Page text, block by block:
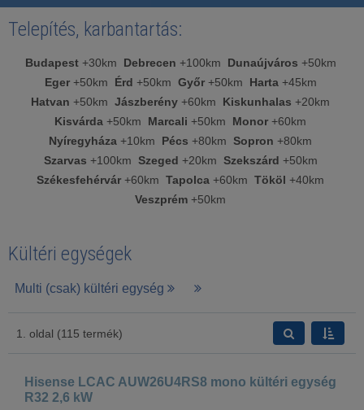
Telepítés, karbantartás:
Budapest+30km Debrecen +100km Dunaújváros +50km
Eger+50km Érd +50km Győr+50km Harta+45km
Hatvan +50km Jászberény +60km Kiskunhalas +20km
Kisvárda +50km Marcali +50km Monor +60km
Nyíregyháza +10km Pécs +80km Sopron +80km
Szarvas +100km Szeged +20km Szekszárd +50km
Székesfehérvár +60km Tapolca +60km Tököl +40km
Veszprém +50km
Kültéri egységek
Multi (csak) kültéri egység
1. oldal (115 termék)
Hisense LCAC AUW26U4RS8 mono kültéri egység
R32 2,6 kW